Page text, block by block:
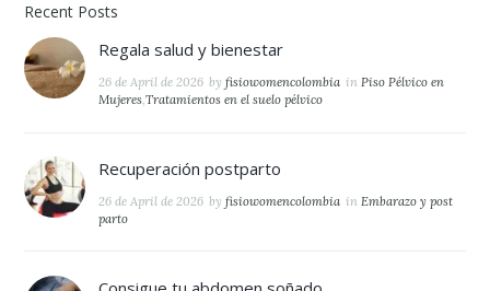
Recent Posts
Regala salud y bienestar
26 de April de 2026 byfisiowomencolombia inPiso Pélvico en
Mujeres,Tratamientos en el suelo pélvico
Recuperación postparto
26 de April de 2026 byfisiowomencolombia inEmbarazo y post
parto